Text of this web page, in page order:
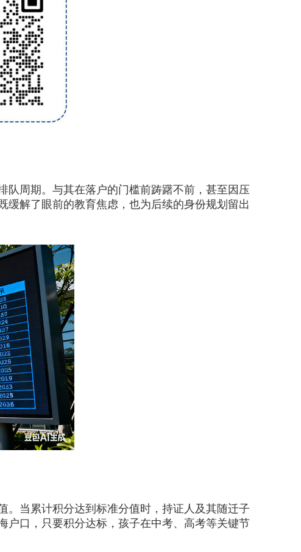
周期。与其在落户的门槛前踌躇不前，甚至因压
缓解了眼前的教育焦虑，也为后续的身份规划留出
当累计积分达到标准分值时，持证人及其随迁子
户口，只要积分达标，孩子在中考、高考等关键节